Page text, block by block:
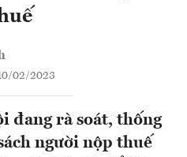
02/2023
đang rà soát, thống
người nộp thuế